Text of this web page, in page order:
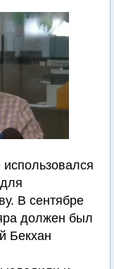
В сентябре
должен был
Бекхан